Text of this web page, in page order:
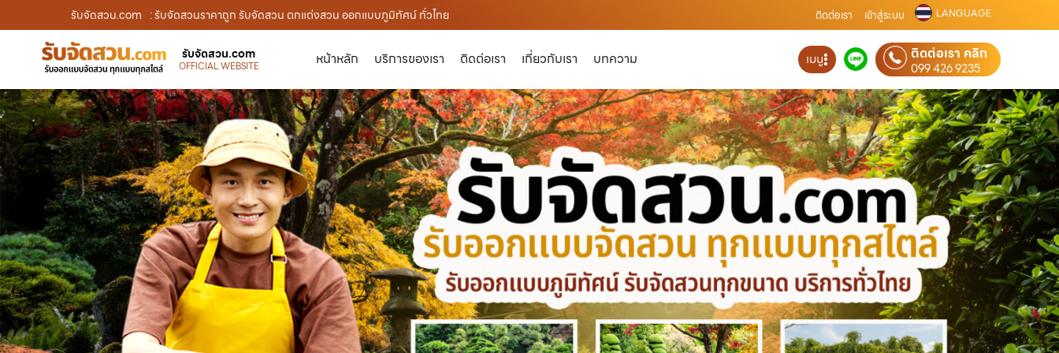
รับจัดสวน.com : รับจัดสวนราคาถูก รับจัดสวน ตกแต่งสวน ออกแบบภูมิทัศน์ ทั่วไทย ติดต่อเรา เข้าสู่ระบบ LANGUAGE
รับจัดสวน.com
OFFICIAL WEBSITE หน้าหลัก บริการของเรา ติดต่อเรา เกี่ยวกับเรา บทความ เมนู ติดต่อเรา คลิก
099 426 9235